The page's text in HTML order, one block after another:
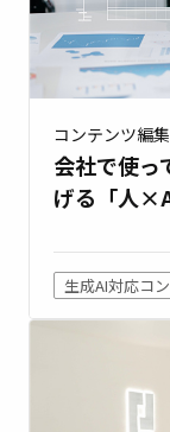
コンテンツ編
会社で使っ
げる「人
生成AI対応コ